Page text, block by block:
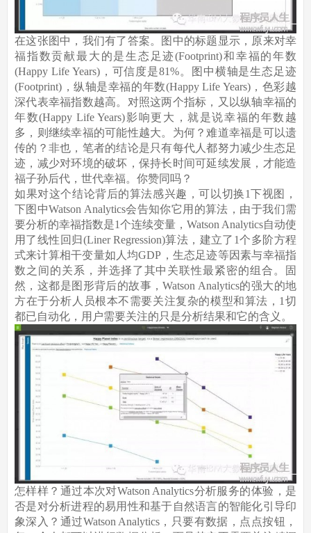
在这张图中，我们有了答案。图中的标题显示，原来对幸
福指数贡献最大的是生态足迹(Footprint)和幸福的年数
(Happy Life Years)，可信度是81%。图中横轴是生态足迹
(Footprint)，纵轴是幸福的年数(Happy Life Years)，色彩越
深代表幸福指数越高。对照这两个指标，又以纵轴幸福的
年数(Happy Life Years)影响更大，就是说幸福的年数越
多，则继续幸福的可能性越大。为何？难道幸福是可以遗
传的？非也，笔者的结论是只有每代人都努力减少生态足
迹，减少对环境的破坏，保持长时间可延续发展，才能造
福子孙后代，世代幸福。你赞同吗？
如果对这个结论背后的算法感兴趣，可以切换1下视图，
下图中Watson Analytics会告知你它用的算法，由于我们需
要分析的幸福指数是1个连续变量，Watson Analytics自动使
用了线性回归(Liner Regression)算法，建立了1个多阶方程
式来计算相干变量如人均GDP，生态足迹等因素与幸福指
数之间的关系，并选择了其中关联性最紧密的组合。固
然，这都是图形背后的故事，Watson Analytics的强大的地
方在于分析人员根本不需要关注复杂的模型和算法，1切
都已自动化，用户需要关注的只是分析结果和它的含义。
怎样样？通过本次对Watson Analytics分析服务的体验，是
否是对分析进程的易用性和基于自然语言的智能化引导印
象深入？通过Watson Analytics，只要有数据，点点按钮，